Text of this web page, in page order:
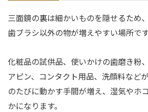
三面鏡の裏は細かいものを隠せるため
歯ブラシ以外の物が増えやすい場所です
化粧品の試供品、使いかけの歯磨き粉
アピン、コンタクト用品、洗顔料など
のたびに動かす手間が増え、湿気やホ
かになります。